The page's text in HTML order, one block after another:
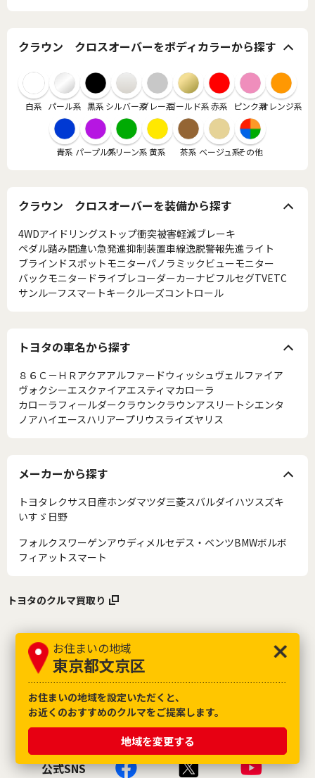
お住まいの地域
東京都文京区
お住まいの地域を設定いただくと、
お近くのおすすめのクルマをご提案します。
地域を変更する
クラウン クロスオーバーをボディカラーから探す
白系 パール系 黒系 シルバー系グレー系ゴールド系赤系 ピンク系オレンジ系
青系 パープル系グリーン系黄系 茶系 ベージュ系その他
クラウン クロスオーバーを装備から探す
4WDアイドリングストップ衝突被害軽減ブレーキ
ペダル踏み間違い急発進抑制装置車線逸脱警報先進ライト
ブラインドスポットモニターパノラミックビューモニター
バックモニター ドライブレコーダーカーナビフルセグTVETC
サンルーフ スマートキークルーズコントロール
トヨタの車名から探す
８６ Ｃ－ＨＲ アクアアルファードウィッシュヴェルファイア
ヴォクシーエスクァイアエスティマカローラ
カローラフィールダークラウンクラウンアスリートシエンタ
ノアハイエースハリアープリウスライズヤリス
メーカーから探す
トヨタ レクサス 日産ホンダマツダ三菱スバルダイハツスズキ
いすゞ 日野
フォルクスワーゲンアウディ メルセデス・ベンツBMWボルボ
フィアット スマート
トヨタのクルマ買取り
公式SNS